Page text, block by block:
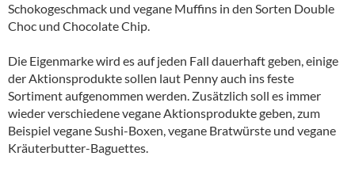
Schokogeschmack und vegane Muffins in den Sorten Double
Choc und Chocolate Chip.
Die Eigenmarke wird es auf jeden Fall dauerhaft geben, einige
der Aktionsprodukte sollen laut Penny auch ins feste
Sortiment aufgenommen werden. Zusätzlich soll es immer
wieder verschiedene vegane Aktionsprodukte geben, zum
Beispiel vegane Sushi-Boxen, vegane Bratwürste und vegane
Kräuterbutter-Baguettes.